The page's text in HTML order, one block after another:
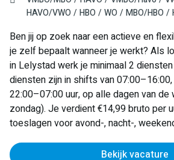
HAVO/VWO
HBO WO MBO/HBO
Ben jij op zoek naar een actieve en
je zelf bepaalt wanneer je werkt? Als
in Lelystad werk je minimaal 2
diensten zijn in shifts van
22:00–07:00 uur, op alle dagen van
zondag). Je verdient €14,99 bruto per
toeslagen voor avond-, nacht-,
Bekijk vacature